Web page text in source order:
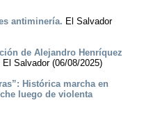
antiminería. El Salvador
de Alejandro Henríquez
El Salvador (06/08/2025)
Histórica marcha en
luego de violenta